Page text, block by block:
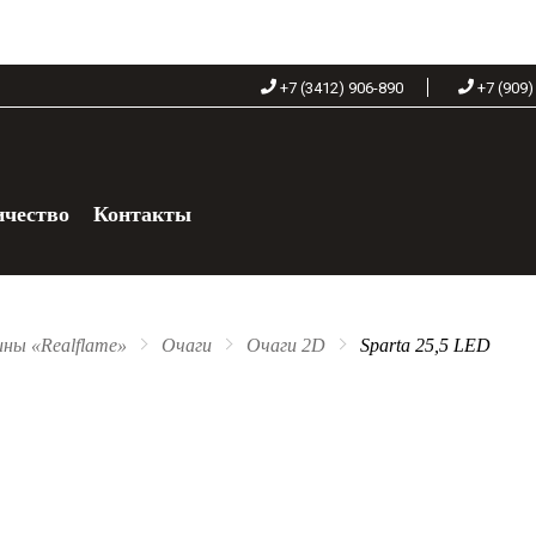
+7 (3412) 906-890 +7
Контакты
«Realflame» Очаги Очаги 2D Sparta 25,5 LED